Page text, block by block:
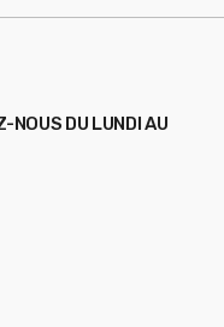
NOUS DU LUNDI AU